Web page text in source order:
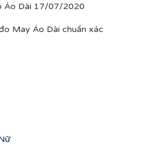
Áo Dài 17/07/2020
May Áo Dài chuẩn xác